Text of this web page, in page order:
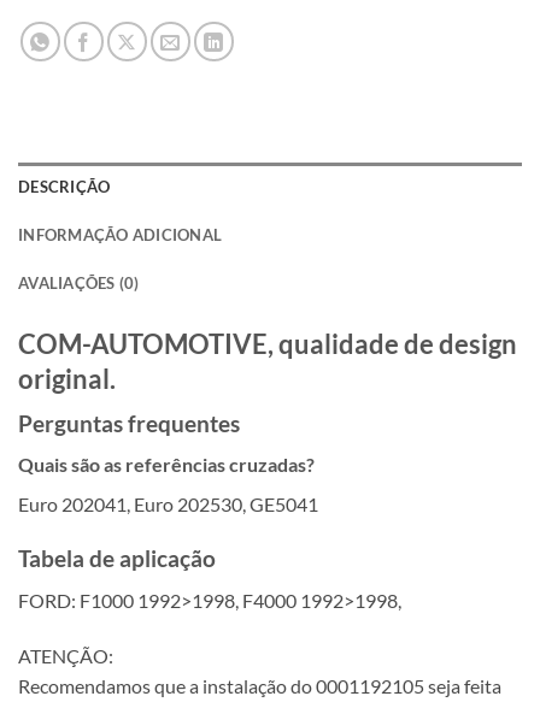
DESCRIÇÃO
INFORMAÇÃO ADICIONAL
AVALIAÇÕES (0)
COM-AUTOMOTIVE, qualidade de design
original.
Perguntas frequentes
Quais são as referências cruzadas?
Euro 202041, Euro 202530, GE5041
Tabela de aplicação
FORD: F1000 1992>1998, F4000 1992>1998,
ATENÇÃO:
Recomendamos que a instalação do 0001192105 seja feita